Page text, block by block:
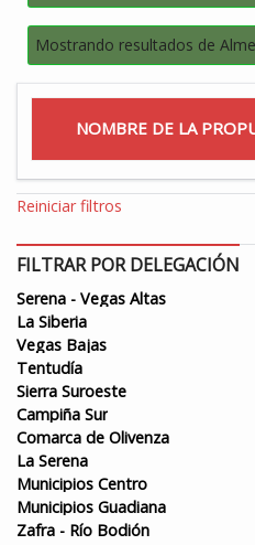
Mostrando resultados de
NOMBRE DE LA
Reiniciar filtros
FILTRAR POR DELEGACIÓN